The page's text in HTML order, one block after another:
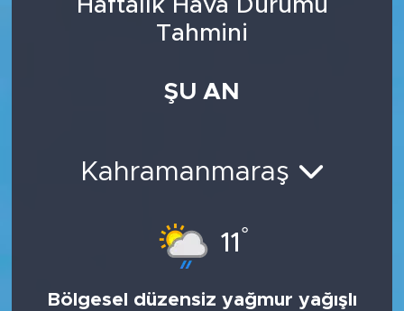
Haftalık Hava Durumu
Tahmini
ŞU AN
Kahramanmaraş
11 °
Bölgesel düzensiz yağmur yağışlı